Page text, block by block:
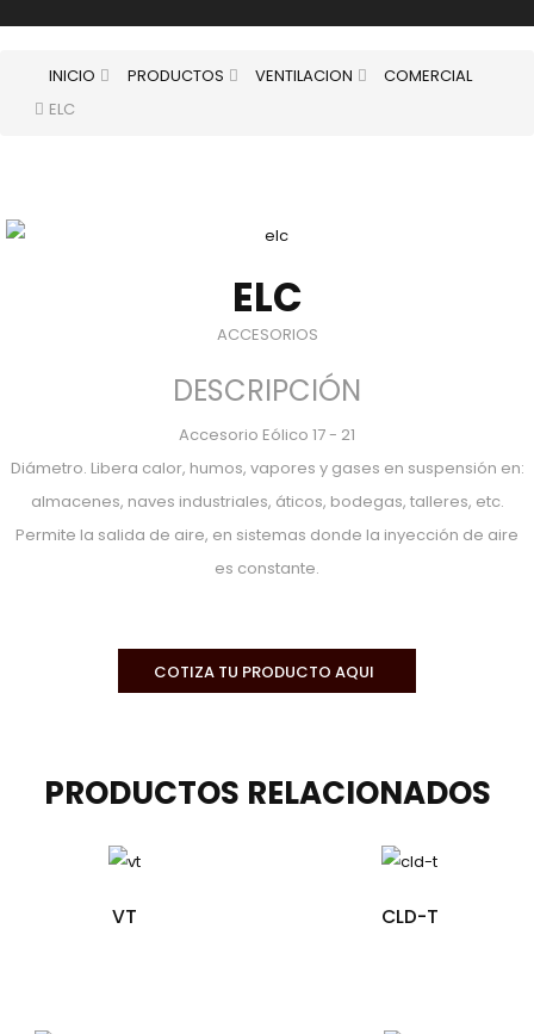
INICIO PRODUCTOS VENTILACION
COMERCIAL
ELC
ELC
ACCESORIOS
DESCRIPCIÓN
Accesorio Eólico 17 - 21
Diámetro. Libera calor, humos, vapores y gases en suspensión en:
almacenes, naves industriales, áticos, bodegas, talleres, etc.
Permite la salida de aire, en sistemas donde la inyección de aire
es constante.
COTIZA TU PRODUCTO AQUI
PRODUCTOS RELACIONADOS
VT CLD-T